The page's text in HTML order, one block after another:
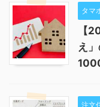
タマ
【
え
注文